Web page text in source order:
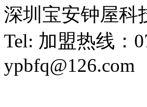
深圳宝安钟屋科
Tel: 加盟热线：
ypbfq@126.com